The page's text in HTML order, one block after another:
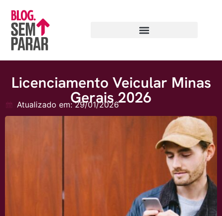
Licenciamento Veicular Minas
Gerais 2026
Atualizado em: 29/01/2026